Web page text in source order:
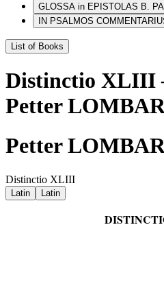
GLOSSA in EPISTOLAS B.
IN PSALMOS
List of Books
Distinctio
Petter
Petter
Distinctio XLIII
Latin Latin